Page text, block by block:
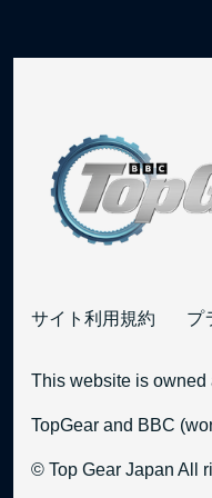
サイト利用規約 プ
This website is owned
TopGear and BBC
© Top Gear Japan All